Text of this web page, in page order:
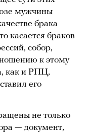
мужчины
брака
касается браков
собор,
к этому
как и РПЦ,
его
не только
— документ,